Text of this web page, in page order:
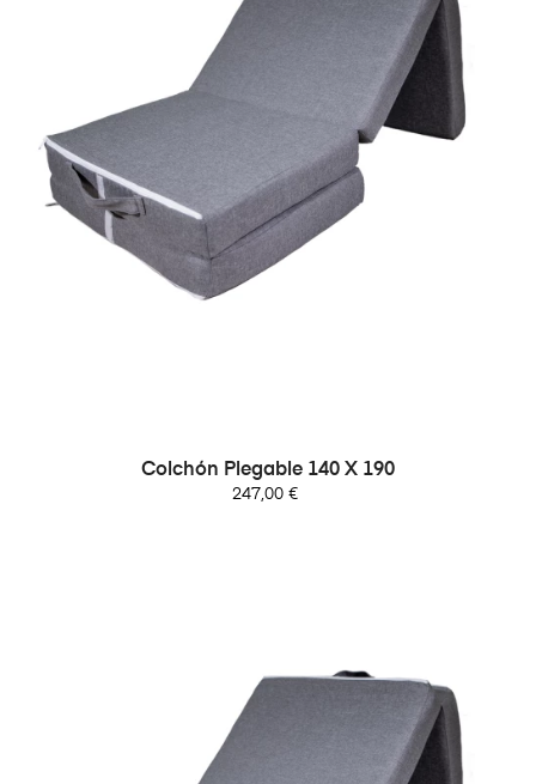
Colchón Plegable 140 X 190
Precio
247,00 €